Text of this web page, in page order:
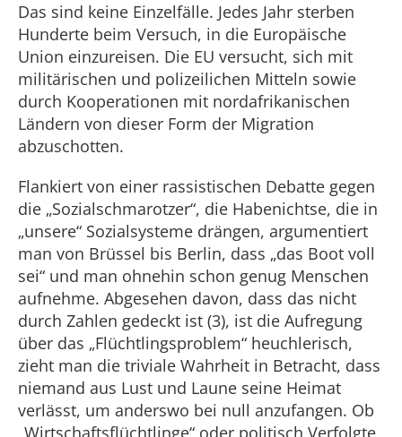
Das sind keine Einzelfälle. Jedes Jahr sterben
Hunderte beim Versuch, in die Europäische
Union einzureisen. Die EU versucht, sich mit
militärischen und polizeilichen Mitteln sowie
durch Kooperationen mit nordafrikanischen
Ländern von dieser Form der Migration
abzuschotten.
Flankiert von einer rassistischen Debatte gegen
die „Sozialschmarotzer“, die Habenichtse, die in
„unsere“ Sozialsysteme drängen, argumentiert
man von Brüssel bis Berlin, dass „das Boot voll
sei“ und man ohnehin schon genug Menschen
aufnehme. Abgesehen davon, dass das nicht
durch Zahlen gedeckt ist (3), ist die Aufregung
über das „Flüchtlingsproblem“ heuchlerisch,
zieht man die triviale Wahrheit in Betracht, dass
niemand aus Lust und Laune seine Heimat
verlässt, um anderswo bei null anzufangen. Ob
„Wirtschaftsflüchtlinge“ oder politisch Verfolgte